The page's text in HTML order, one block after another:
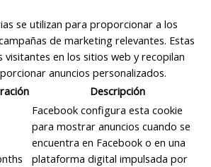
se utilizan para proporcionar a los
de marketing relevantes. Estas
visitantes en los sitios web y recopilan
anuncios personalizados.
Descripción
Facebook configura esta cookie
para mostrar anuncios cuando se
encuentra en Facebook o en una
plataforma digital impulsada por